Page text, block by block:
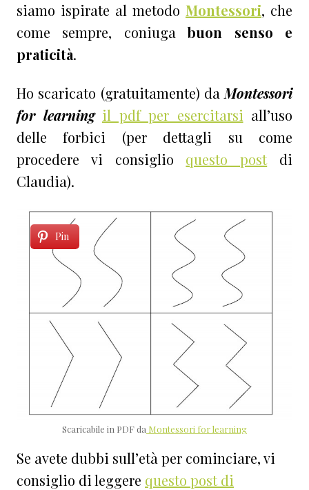
siamo ispirate al metodo Montessori, che
come sempre, coniugabuon senso e
praticità.
Ho scaricato (gratuitamente) da Montessori
for learning il pdf per esercitarsi all’uso
delle forbici (per dettagli su come
procedere vi consiglio questo postdi
Claudia).
Pin
Scaricabile in PDF da Montessori for learning
Se avete dubbi sull’età per cominciare, vi
consiglio di leggere questo post di